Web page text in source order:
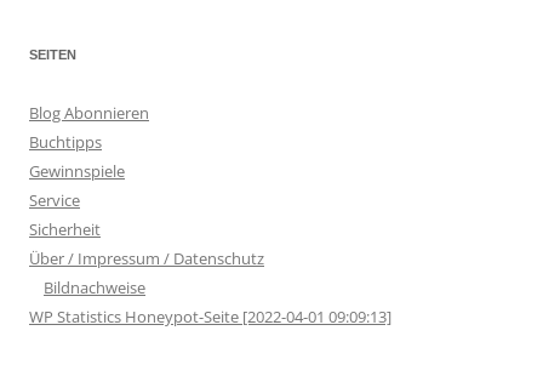
SEITEN
Blog Abonnieren
Buchtipps
Gewinnspiele
Service
Sicherheit
Über / Impressum / Datenschutz
Bildnachweise
WP Statistics Honeypot-Seite [2022-04-01 09:09:13]